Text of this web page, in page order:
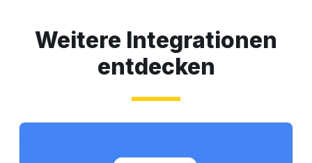
Weitere Integrationen
entdecken